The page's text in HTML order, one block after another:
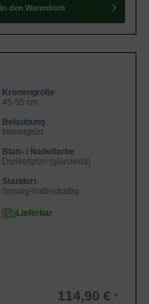
In den Warenkorb
Kronengröße
45-55 cm
Belaubung
Immergrün
Blatt- / Nadelfarbe
Dunkelgrün (glänzend)
Standort
Sonnig-halbschattig
Lieferbar
114,90 €